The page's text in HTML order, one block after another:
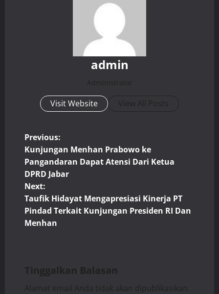
admin
Administrator
Visit Website View All Posts
P
o
s
t
n
v
i
Previous:
Kunjungan Menhan Prabowo ke
Pangandaran Dapat Atensi Dari Ketua
DPRD Jabar
Next:
Taufik Hidayat Mengapresiasi Kinerja PT
Pindad Terkait Kunjungan Presiden RI Dan
Menhan
Tinggalkan Balasan
Alamat email Anda tidak akan dipublikasikan.